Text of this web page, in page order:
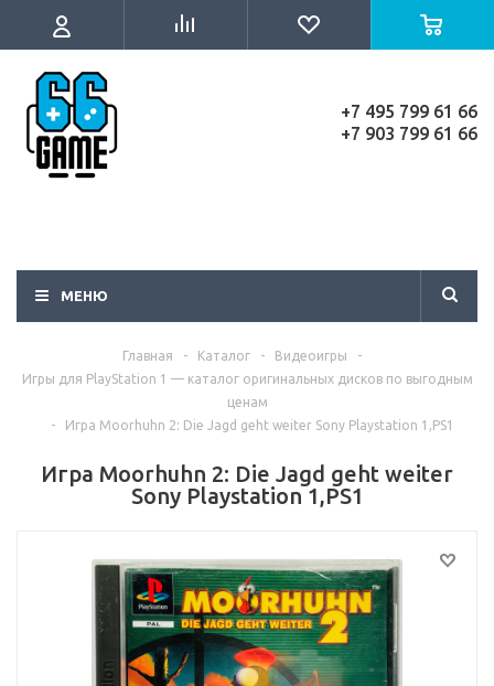
+7 495 799 61 66
+7 903 799 61 66
МЕНЮ
Главная - Каталог - Видеоигры
-
Игры для PlayStation 1 — каталог оригинальных дисков по выгодным
ценам
-
Игра Moorhuhn 2: Die Jagd geht weiter Sony Playstation 1,PS1
Игра Moorhuhn 2: Die Jagd geht weiter
Sony Playstation 1,PS1